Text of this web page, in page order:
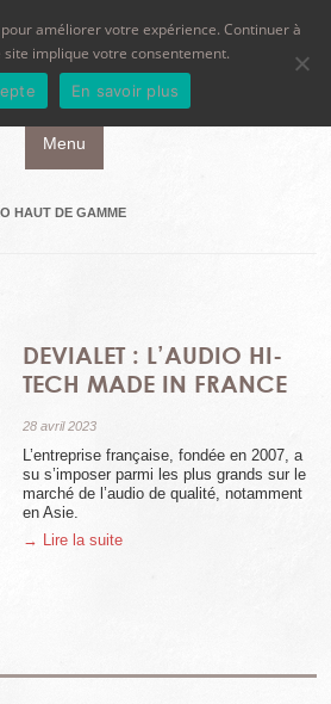
Menu
Aller au contenu principal
HAUT DE GAMME
DEVIALET : L’AUDIO HI-
TECH MADE IN FRANCE
28 avril 2023
L’entreprise française, fondée en 2007, a
su s’imposer parmi les plus grands sur le
marché de l’audio de qualité, notamment
en Asie.
→ Lire la suite
améliorer votre expérience. Continuer à
site implique votre consentement.
En savoir plus